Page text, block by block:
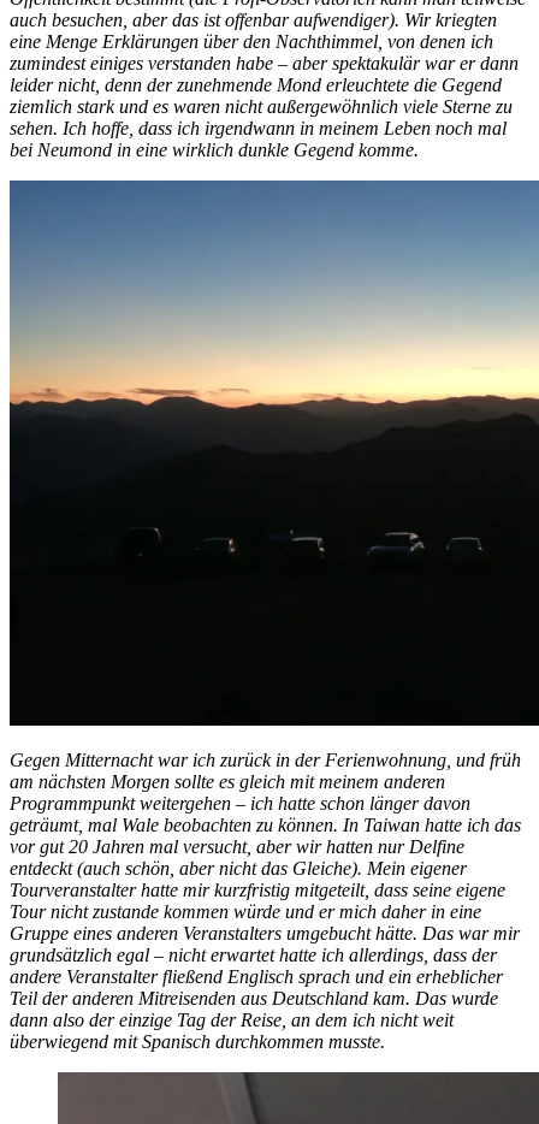
auch besuchen, aber das ist offenbar aufwendiger). Wir kriegten
eine Menge Erklärungen über den Nachthimmel, von denen ich
zumindest einiges verstanden habe – aber spektakulär war er dann
leider nicht, denn der zunehmende Mond erleuchtete die Gegend
ziemlich stark und es waren nicht außergewöhnlich viele Sterne zu
sehen. Ich hoffe, dass ich irgendwann in meinem Leben noch mal
bei Neumond in eine wirklich dunkle Gegend komme.
Gegen Mitternacht war ich zurück in der Ferienwohnung, und früh
am nächsten Morgen sollte es gleich mit meinem anderen
Programmpunkt weitergehen – ich hatte schon länger davon
geträumt, mal Wale beobachten zu können. In Taiwan hatte ich das
vor gut 20 Jahren mal versucht, aber wir hatten nur Delfine
entdeckt (auch schön, aber nicht das Gleiche). Mein eigener
Tourveranstalter hatte mir kurzfristig mitgeteilt, dass seine eigene
Tour nicht zustande kommen würde und er mich daher in eine
Gruppe eines anderen Veranstalters umgebucht hätte. Das war mir
grundsätzlich egal – nicht erwartet hatte ich allerdings, dass der
andere Veranstalter fließend Englisch sprach und ein erheblicher
Teil der anderen Mitreisenden aus Deutschland kam. Das wurde
dann also der einzige Tag der Reise, an dem ich nicht weit
überwiegend mit Spanisch durchkommen musste.